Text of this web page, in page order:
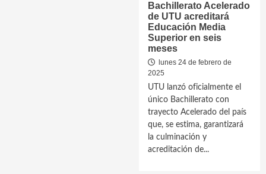
Bachillerato Acelerado
de UTU acreditará
Educación Media
Superior en seis
meses
lunes 24 de febrero de
2025
UTU lanzó oficialmente el
único Bachillerato con
trayecto Acelerado del país
que, se estima, garantizará
la culminación y
acreditación de...